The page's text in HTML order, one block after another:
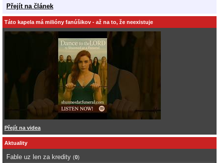
Přejít na článek
Táto kapela má milióny fanúšikov - až na to, že neexistuje
Přejít na videa
Aktuality
Fable uz len za kredity (0)